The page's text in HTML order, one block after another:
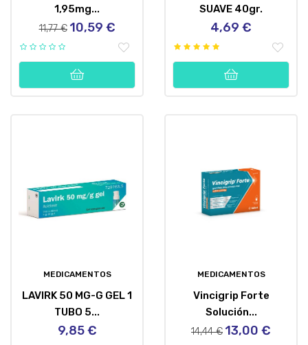
1,95mg...
Precio
11,77 € Precio
10,59 €
SUAVE 40gr.
Precio
4,69 €
MEDICAMENTOS
LAVIRK 50 MG-G GEL 1
TUBO 5...
Precio
9,85 €
MEDICAMENTOS
Vincigrip Forte
Solución...
Precio
14,44 € Precio
13,00 €